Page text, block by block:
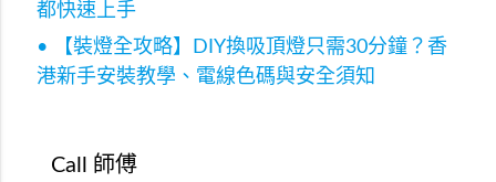
都快速上手
• 【裝燈全攻略】DIY換吸頂燈只需30分鐘？香
港新手安裝教學、電線色碼與安全須知
Call 師傅